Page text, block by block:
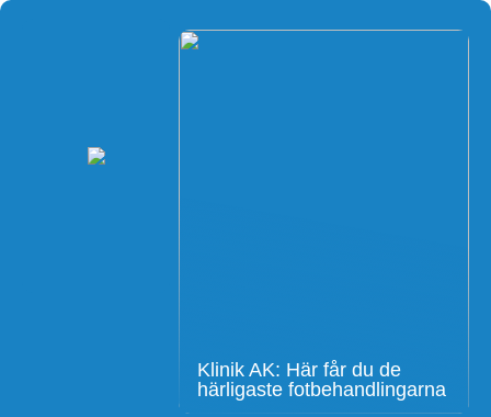
Klinik AK: Här får du de
härligaste fotbehandlingarna